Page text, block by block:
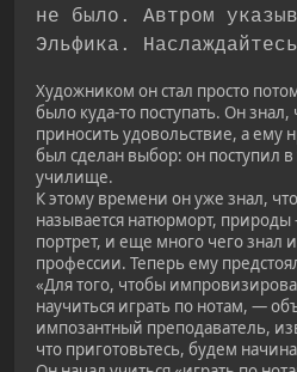
не было. Автром
Эльфика.
Художником он стал просто
было куда-то поступать. Он
приносить удовольствие, а ему
был сделан выбор: он поступил
училище.
К этому времени он уже знал,
называется натюрморт,
портрет, и еще много чего знал
профессии. Теперь ему
«Для того, чтобы
научиться играть по нотам, —
импозантный преподаватель,
что приготовьтесь, будем